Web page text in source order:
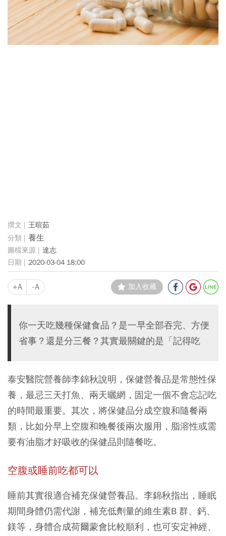
王暄茹
養生
達志
2020-03-04 18:00
+A -A 加入收藏
你一天吃幾種保健食品？是一早全部吞完、方便
省事？還是分三餐？其實最關鍵的是「記得吃
泰安醫院營養師李錦秋說明，保健營養品是常態性保
養，最忌三天打魚、兩天曬網，固定一個不會忘記吃
的時間最重要。其次，將保健品分成空腹和隨餐兩
類，比如分早上空腹和晚餐後兩次服用，脂溶性或需
要有油脂才好吸收的保健品則隨餐吃。
空腹或睡前吃都可以
睡前其實很適合補充保健營養品。李錦秋指出，睡眠
期間身體仍需代謝，補充低劑量的維生素B 群、鈣、
鎂等，身體合成荷爾蒙會比較順利，也可安定神經、